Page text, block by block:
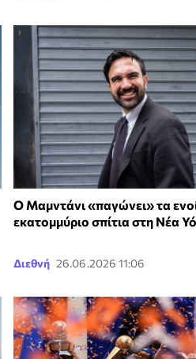
Ο Μαμντάνι «παγώνει» τα
εκατομμύριο σπίτια στη Νέα
Διεθνή 26.06.2026 11:06